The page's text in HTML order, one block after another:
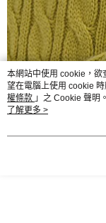
本網站中使用 cookie，欲
望在電腦上使用 cookie
權條款 」之 Cookie 聲明
用條款之 Cookie 聲明使
了解更多 >